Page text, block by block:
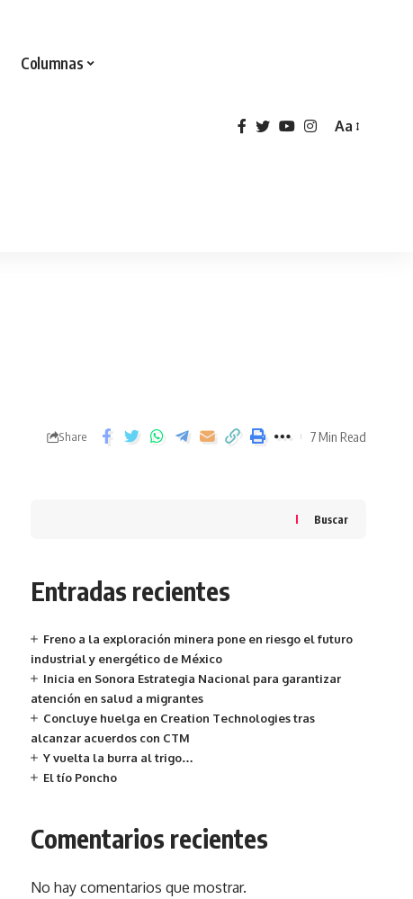
Columnas
Aa
Share 7 Min Read
Buscar
Entradas recientes
Freno a la exploración minera pone en riesgo el futuro
industrial y energético de México
Inicia en Sonora Estrategia Nacional para garantizar
atención en salud a migrantes
Concluye huelga en Creation Technologies tras
alcanzar acuerdos con CTM
Y vuelta la burra al trigo…
El tío Poncho
Comentarios recientes
No hay comentarios que mostrar.